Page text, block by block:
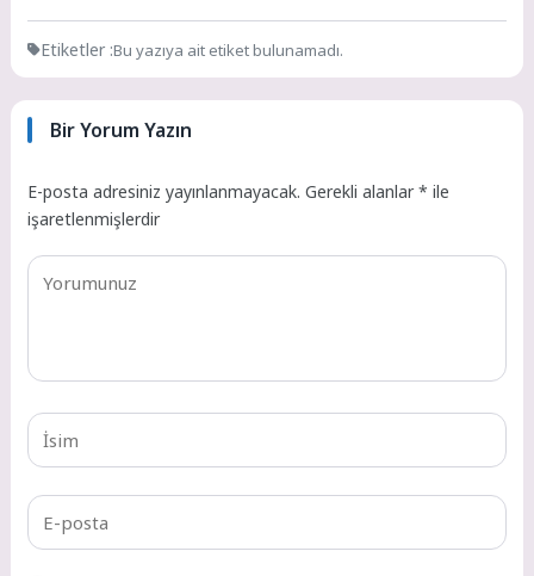
Etiketler :Bu yazıya ait etiket bulunamadı.
Bir Yorum Yazın
E-posta adresiniz yayınlanmayacak. Gerekli alanlar* ile
işaretlenmişlerdir